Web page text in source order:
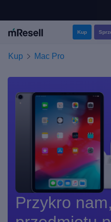
Kup
Kup Mac Pro
Przykro